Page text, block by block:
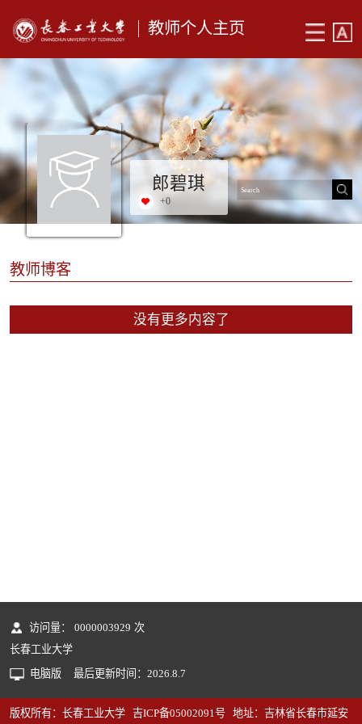
教师个人主页
郎碧琪
+0
教师博客
没有更多内容了
访问量： 0000003929 次
长春工业大学
电脑版
最后更新时间： 2026 8 7
版权所有：长春工业大学 吉ICP备05002091号 地址：吉林省长春市延安